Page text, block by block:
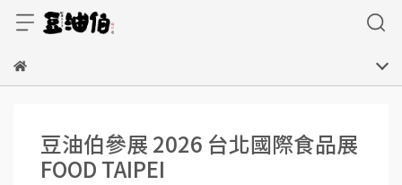
豆油伯參展 2026 台北國際食品展
FOOD TAIPEI